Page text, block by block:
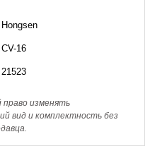
Hongsen
CV-16
21523
право изменять
вид и комплектность без